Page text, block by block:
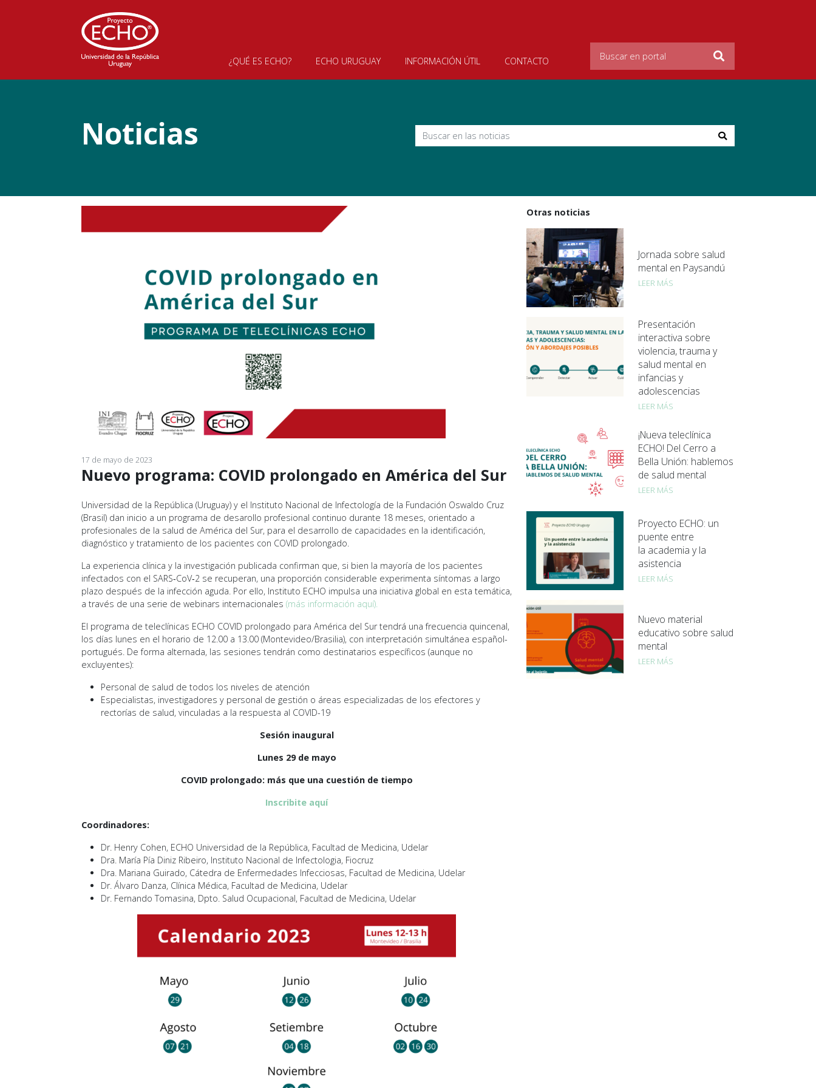
Inicio>Noticias>
Noticias
17 de mayo de 2023
Nuevo programa: COVID prolongado en América del Sur
Universidad de la República (Uruguay) y el Instituto Nacional de Infectología de la Fundación Oswaldo Cruz
(Brasil) dan inicio a un programa de desarollo profesional continuo durante 18 meses, orientado a
profesionales de la salud de América del Sur, para el desarrollo de capacidades en la identificación,
diagnóstico y tratamiento de los pacientes con COVID prolongado.
La experiencia clínica y la investigación publicada confirman que, si bien la mayoría de los pacientes
infectados con el SARS‐CoV‐2 se recuperan, una proporción considerable experimenta síntomas a largo
plazo después de la infección aguda. Por ello, Instituto ECHO impulsa una iniciativa global en esta temática,
a través de una serie de webinars internacionales (más información aquí).
El programa de teleclínicas ECHO COVID prolongado para América del Sur tendrá una frecuencia quincenal,
los días lunes en el horario de 12.00 a 13.00 (Montevideo/Brasilia), con interpretación simultánea español-
portugués. De forma alternada, las sesiones tendrán como destinatarios específicos (aunque no
excluyentes):
Personal de salud de todos los niveles de atención
Especialistas, investigadores y personal de gestión o áreas especializadas de los efectores y
rectorías de salud, vinculadas a la respuesta al COVID-19
Sesión inaugural
Lunes 29 de mayo
COVID prolongado: más que una cuestión de tiempo
Inscribite aquí
Coordinadores:
Dr. Henry Cohen, ECHO Universidad de la República, Facultad de Medicina, Udelar
Dra. María Pía Diniz Ribeiro, Instituto Nacional de Infectologia, Fiocruz
Dra. Mariana Guirado, Cátedra de Enfermedades Infecciosas, Facultad de Medicina, Udelar
Dr. Álvaro Danza, Clínica Médica, Facultad de Medicina, Udelar
Dr. Fernando Tomasina, Dpto. Salud Ocupacional, Facultad de Medicina, Udelar
Otras noticias
Jornada sobre salud
mental en Paysandú
LEER MÁS
Presentación
interactiva sobre
violencia, trauma y
salud mental en
infancias y
adolescencias
LEER MÁS
¡Nueva teleclínica
ECHO! Del Cerro a
Bella Unión: hablemos
de salud mental
LEER MÁS
Proyecto ECHO: un
puente entre
la academia y la
asistencia
LEER MÁS
Nuevo material
educativo sobre salud
mental
LEER MÁS
¿QUÉ ES ECHO? ECHO URUGUAY INFORMACIÓN ÚTIL CONTACTO